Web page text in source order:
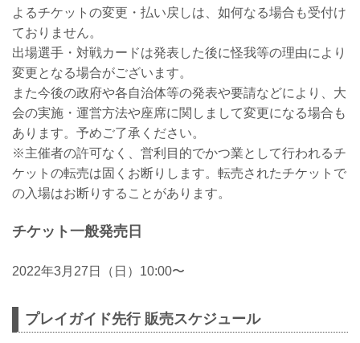
よるチケットの変更・払い戻しは、如何なる場合も受付け
ておりません。
出場選手・対戦カードは発表した後に怪我等の理由により
変更となる場合がございます。
また今後の政府や各自治体等の発表や要請などにより、大
会の実施・運営方法や座席に関しまして変更になる場合も
あります。予めご了承ください。
※主催者の許可なく、営利目的でかつ業として行われるチ
ケットの転売は固くお断りします。転売されたチケットで
の入場はお断りすることがあります。
チケット一般発売日
2022年3月27日（日）10:00〜
プレイガイド先行 販売スケジュール